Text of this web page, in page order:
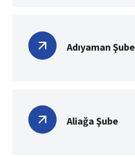
Adıyaman Şube
Aliağa Şube